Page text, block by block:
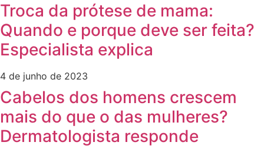
Troca da prótese de mama:
Quando e porque deve ser feita?
Especialista explica
4 de junho de 2023
Cabelos dos homens crescem
mais do que o das mulheres?
Dermatologista responde